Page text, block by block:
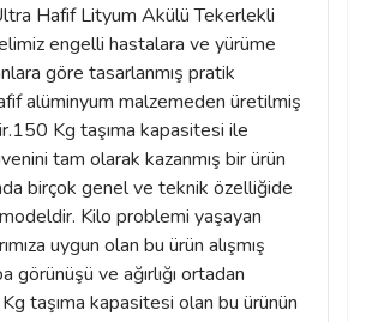
Hafif Lityum Akülü Tekerlekli
engelli hastalara ve yürüme
göre tasarlanmış pratik
alüminyum malzemeden üretilmiş
Kg taşıma kapasitesi ile
tam olarak kazanmış bir ürün
birçok genel ve teknik özelliğide
Kilo problemi yaşayan
uygun olan bu ürün alışmış
görünüşü ve ağırlığı ortadan
taşıma kapasitesi olan bu ürünün